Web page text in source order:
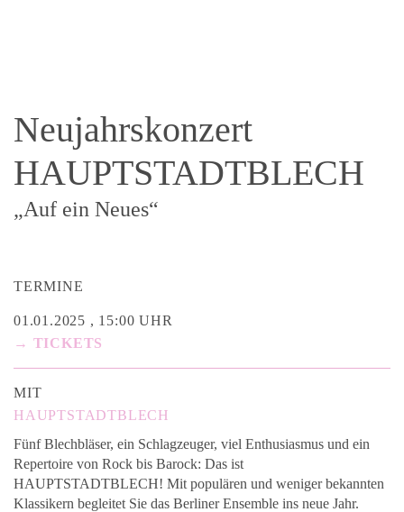
Neujahrskonzert
HAUPTSTADTBLECH
„Auf ein Neues“
TERMINE
01.01.2025 , 15:00 UHR
→ TICKETS
MIT
HAUPTSTADTBLECH
Fünf Blechbläser, ein Schlagzeuger, viel Enthusiasmus und ein
Repertoire von Rock bis Barock: Das ist
HAUPTSTADTBLECH! Mit populären und weniger bekannten
Klassikern begleitet Sie das Berliner Ensemble ins neue Jahr.